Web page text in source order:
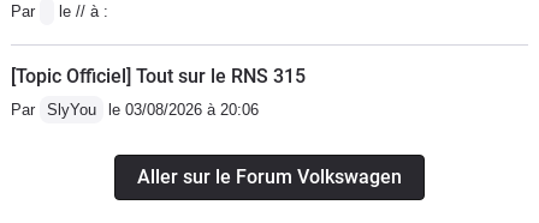
Par le // à :
[Topic Officiel] Tout sur le RNS 315
Par SlyYou le 03/08/2026 à 20:06
Aller sur le Forum Volkswagen